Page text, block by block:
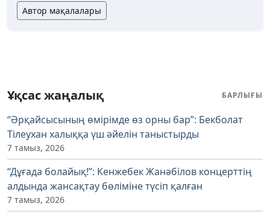
Автор мақалалары
Ұқсас жаңалық БАРЛЫҒЫ
“Әрқайсысының өмірімде өз орны бар”: Бекболат
Тілеухан халыққа үш әйелін таныстырды
7 тамыз, 2026
“Дұғада болайық!”: Кенжебек Жанәбілов концерттің
алдында жансақтау бөліміне түсіп қалған
7 тамыз, 2026